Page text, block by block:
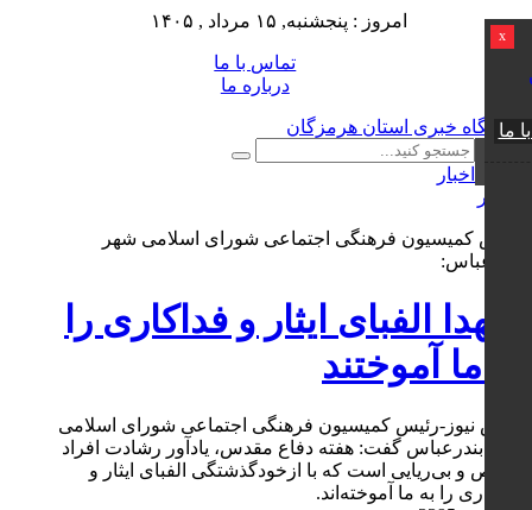
امروز : پنجشنبه, ۱۵ مرداد , ۱۴۰۵
تماس با ما
درباره ما
x
ما
اخبار
رئیس کمیسیون فرهنگی اجتماعی شورای اسلامی شهر
بندرعباس:
شهدا الفبای ایثار و فداکاری را
به ما آموختند
کوش نیوز-رئیس کمیسیون فرهنگی اجتماعی شورای اسلامی
شهر بندرعباس گفت: هفته دفاع مقدس، یادآور رشادت افراد
مخلص و بی‌ریایی است که با ازخودگذشتگی الفبای ایثار و
فداکاری را به ما آموخته‌اند.